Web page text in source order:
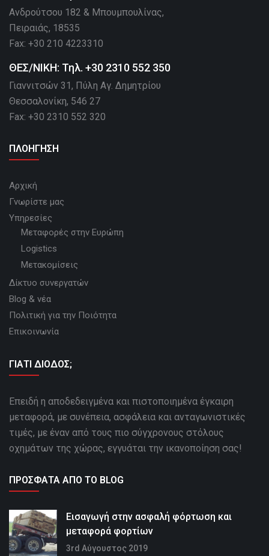
Ανδρούτσου 182 & Μπουμπουλίνας,
Πειραιάς, 18535
Fax: +30 210 4223310
ΘΕΣ/ΝΙΚΗ: Τηλ. +30 2310 552 350
Γιαννιτσών 31, Πύλη Αγ. Δημητρίου
Θεσσαλονίκη, 546 27
Fax: +30 2310 552 320
ΠΛΟΗΓΗΣΗ
Αρχική
Γνωρίστε μας
Υπηρεσίες
Μεταφορές στην Ευρώπη
Logistics
Μετακομίσεις
Δίκτυο συνεργατών
Blog & νέα
Πολιτική για την Ποιότητα
Επικοινωνία
ΓΙΑΤΙ ΔΙΟΔΟΣ;
Επειδή η αποδεδειγμένα και πιστοποιημένα έγκαιρη
μεταφορά, με συνέπεια, ασφάλεια και ανταγωνιστικές
τιμές, με έναν από τους πιο σύγχρονους στόλους
οχημάτων της χώρας, εγγυάται την ικανοποίηση σας!
ΠΡΌΣΦΑΤΑ ΑΠΌ ΤΟ BLOG
Εισαγωγή στην ασφαλή φόρτωση και
μεταφορά φορτίων
3rd Αύγουστος 2019